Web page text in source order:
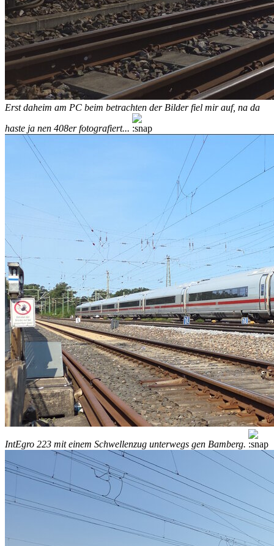
Erst daheim am PC beim betrachten der Bilder fiel mir auf, na da
haste ja nen 408er fotografiert...
IntEgro 223 mit einem Schwellenzug unterwegs gen Bamberg.